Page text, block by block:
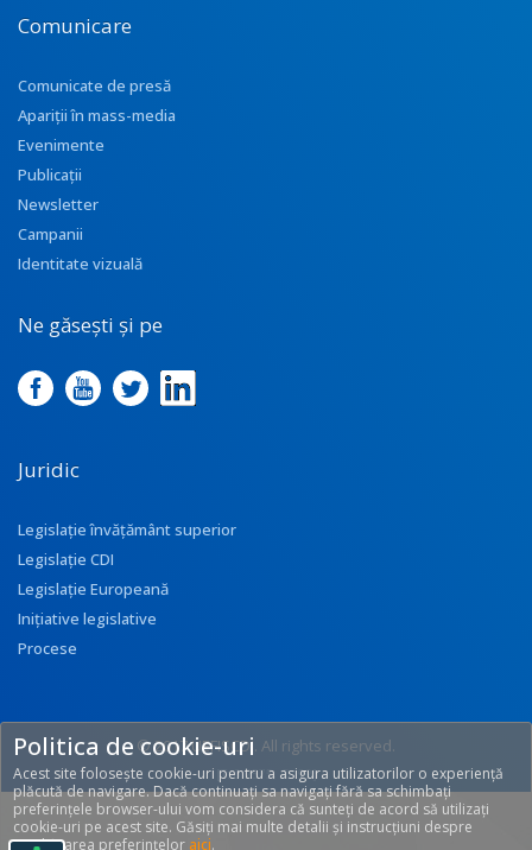
Comunicare
Comunicate de presă
Apariţii în mass-media
Evenimente
Publicații
Newsletter
Campanii
Identitate vizuală
Ne găsești și pe
Juridic
Legislație învățământ superior
Legislație CDI
Legislație Europeană
Inițiative legislative
Procese
© 2017 UEFISCDI. All rights reserved.
[T: 0.2575, O: 92]
Politica de cookie-uri
Acest site folosește cookie-uri pentru a asigura utilizatorilor o experiență
plăcută de navigare. Dacă continuați sa navigați fără sa schimbați
preferințele browser-ului vom considera că sunteți de acord să utilizați
cookie-uri pe acest site. Găsiți mai multe detalii și instrucțiuni despre
modificarea preferințelor aici.